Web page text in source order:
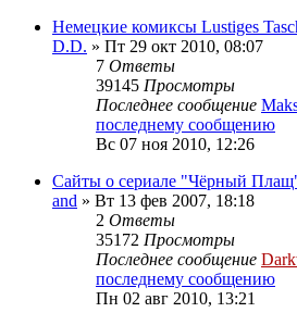
Немецкие комиксы Lustiges
D.D. » Пт 29 окт 2010, 08:07
7 Ответы
39145 Просмотры
Последнее сообщение
последнему сообщению
Вс 07 ноя 2010, 12:26
Сайты о сериале "Чёрный
and » Вт 13 фев 2007, 18:18
2 Ответы
35172 Просмотры
Последнее сообщение
последнему сообщению
Пн 02 авг 2010, 13:21